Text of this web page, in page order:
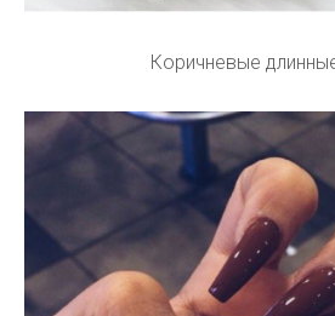
Коричневые